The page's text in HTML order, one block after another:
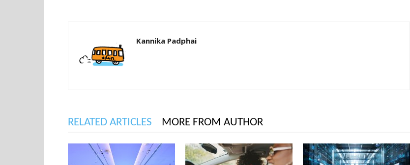
Kannika Padphai
RELATED ARTICLES MORE FROM AUTHOR